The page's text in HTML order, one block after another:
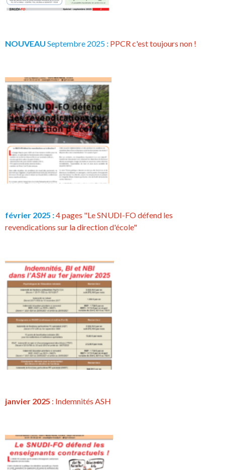
NOUVEAU Septembre 2025 : PPCR c'est toujours non !
février 2025 :4 pages "Le SNUDI-FO défend les
revendications sur la direction d'école"
janvier 2025 : Indemnités ASH